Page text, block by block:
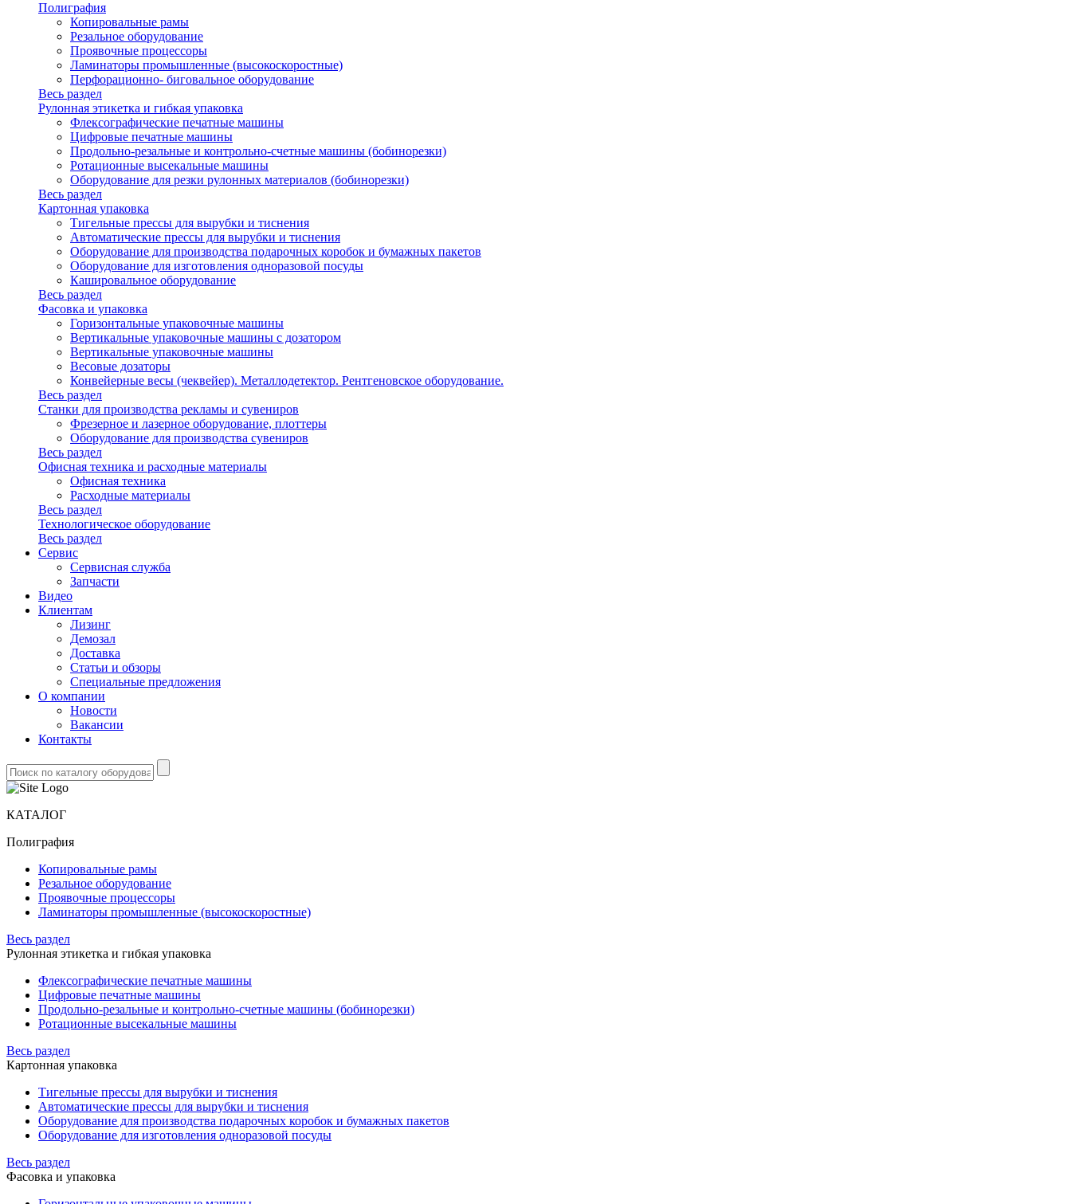
Полиграфия
Копировальные рамы
Резальное оборудование
Проявочные процессоры
Ламинаторы промышленные (высокоскоростные)
Перфорационно- биговальное оборудование
Весь раздел
Рулонная этикетка и гибкая упаковка
Флексографические печатные машины
Цифровые печатные машины
Продольно-резальные и контрольно-счетные машины (бобинорезки)
Ротационные высекальные машины
Оборудование для резки рулонных материалов (бобинорезки)
Весь раздел
Картонная упаковка
Тигельные прессы для вырубки и тиснения
Автоматические прессы для вырубки и тиснения
Оборудование для производства подарочных коробок и бумажных пакетов
Оборудование для изготовления одноразовой посуды
Кашировальное оборудование
Весь раздел
Фасовка и упаковка
Горизонтальные упаковочные машины
Вертикальные упаковочные машины с дозатором
Вертикальные упаковочные машины
Весовые дозаторы
Конвейерные весы (чеквейер). Металлодетектор. Рентгеновское оборудование.
Весь раздел
Станки для производства рекламы и сувениров
Фрезерное и лазерное оборудование, плоттеры
Оборудование для производства сувениров
Весь раздел
Офисная техника и расходные материалы
Офисная техника
Расходные материалы
Весь раздел
Технологическое оборудование
Весь раздел
Сервис
Сервисная служба
Запчасти
Видео
Клиентам
Лизинг
Демозал
Доставка
Статьи и обзоры
Специальные предложения
О компании
Новости
Вакансии
Контакты
КАТАЛОГ
Полиграфия
Копировальные рамы
Резальное оборудование
Проявочные процессоры
Ламинаторы промышленные (высокоскоростные)
Весь раздел
Рулонная этикетка и гибкая упаковка
Флексографические печатные машины
Цифровые печатные машины
Продольно-резальные и контрольно-счетные машины (бобинорезки)
Ротационные высекальные машины
Весь раздел
Картонная упаковка
Тигельные прессы для вырубки и тиснения
Автоматические прессы для вырубки и тиснения
Оборудование для производства подарочных коробок и бумажных пакетов
Оборудование для изготовления одноразовой посуды
Весь раздел
Фасовка и упаковка